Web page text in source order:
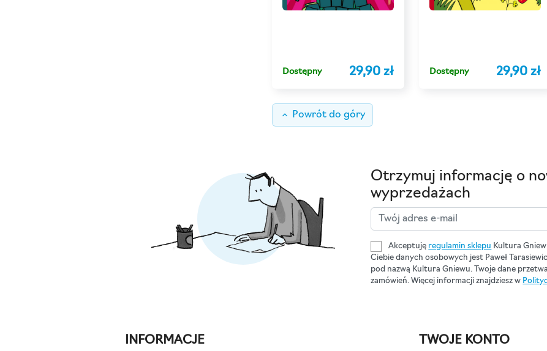
Dostępny 29,90 zł Dostępny 29,90 zł
keyboard_arrow_up Powrót do góry
Otrzymuj informację o
wyprzedażach
Akceptuję regulamin sklepu Kultura
Ciebie danych osobowych jest Paweł
pod nazwą Kultura Gniewu. Twoje dane
zamówień. Więcej informacji znajdziesz w
INFORMACJE TWOJE KONTO